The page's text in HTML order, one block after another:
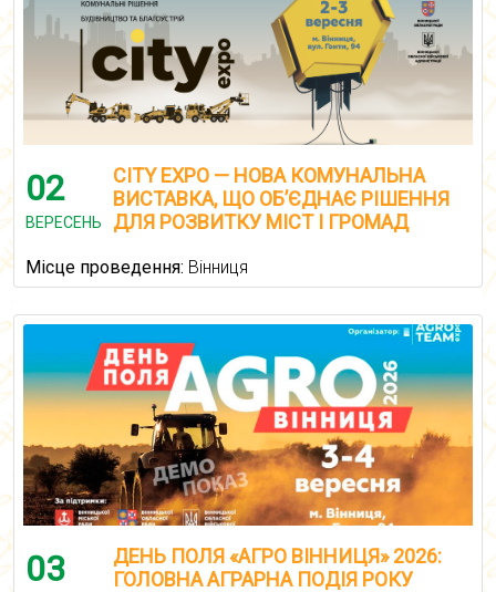
02
ВЕРЕСЕНЬ
CITY EXPO — НОВА КОМУНАЛЬНА
ВИСТАВКА, ЩО ОБ’ЄДНАЄ РІШЕННЯ
ДЛЯ РОЗВИТКУ МІСТ І ГРОМАД
Місце проведення: Вінниця
03
ДЕНЬ ПОЛЯ «АГРО ВІННИЦЯ» 2026:
ГОЛОВНА АГРАРНА ПОДІЯ РОКУ